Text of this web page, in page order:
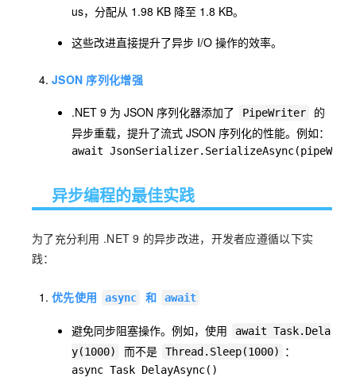
us，分配从 1.98 KB 降至 1.8 KB。
这些改进直接提升了异步 I/O 操作的效率。
JSON 序列化增强
.NET 9 为 JSON 序列化器添加了 PipeWriter
的
异步重载，提升了流式 JSON 序列化的性能。例如：
await
异步编程的最佳实践
为了充分利用 .NET 9 的异步改进，开发者应遵循以下实
践：
优先使用 async 和 await
避免同步阻塞操作。例如，使用
await Task.Dela
y(1000)
而不是 Thread.Sleep(1000) ：
async Task DelayAsync()